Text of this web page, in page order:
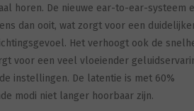
horen. De nieuwe ear-to-ear-systeem
dan ooit, wat zorgt voor een
Het verhoogt ook de
voor een veel vloeiender
instellingen. De latentie is met 60%
modi niet langer hoorbaar zijn.